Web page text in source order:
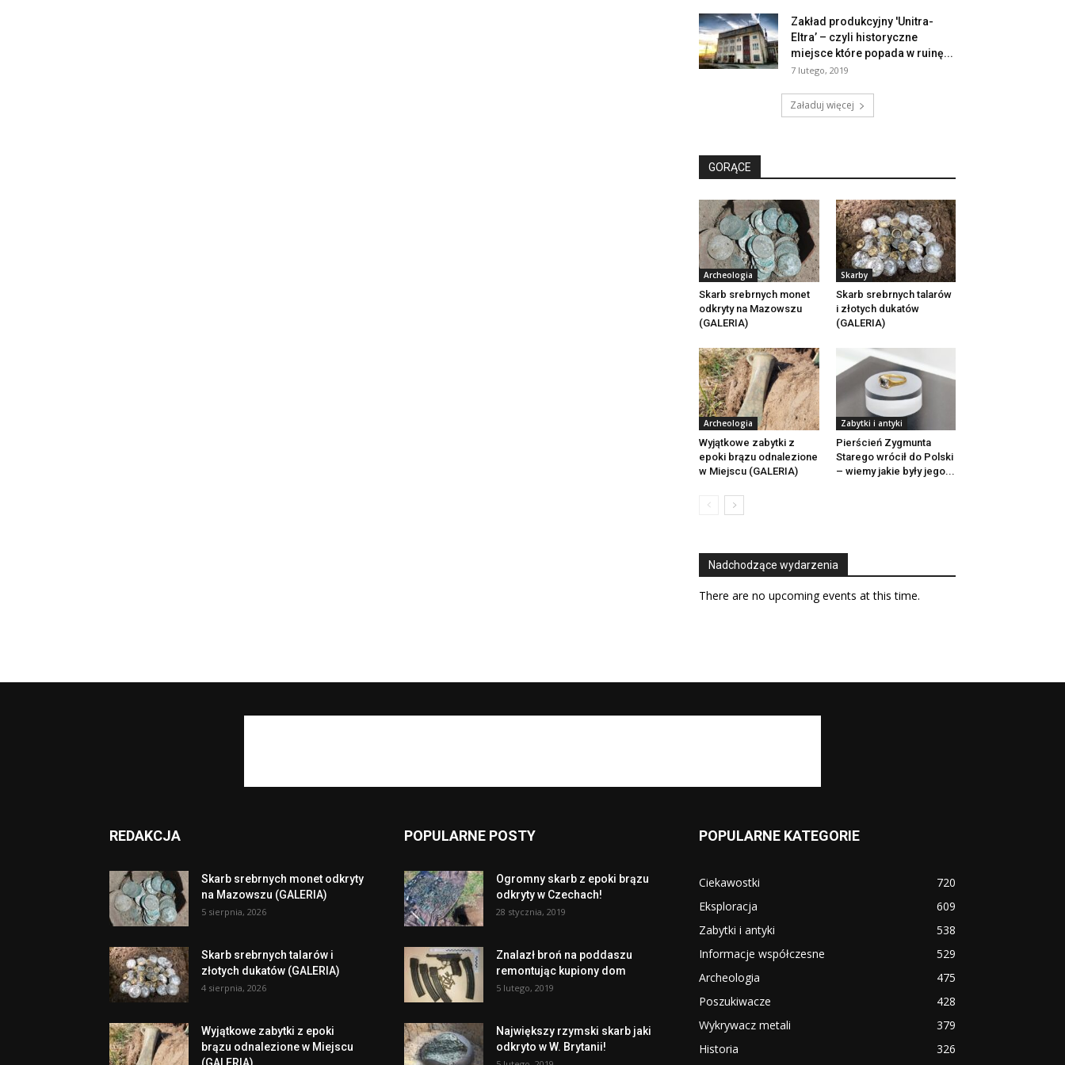
Zakład produkcyjny 'Unitra-
Eltra’ – czyli historyczne
miejsce które popada w ruinę...
7 lutego, 2019
Załaduj więcej
GORĄCE
Archeologia
Skarb srebrnych monet
odkryty na Mazowszu
(GALERIA)
Skarby
Skarb srebrnych talarów
i złotych dukatów
(GALERIA)
Archeologia
Wyjątkowe zabytki z
epoki brązu odnalezione
w Miejscu (GALERIA)
Zabytki i antyki
Pierścień Zygmunta
Starego wrócił do Polski
– wiemy jakie były jego...
Nadchodzące wydarzenia
There are no upcoming events at this time.
REDAKCJA
Skarb srebrnych monet odkryty
na Mazowszu (GALERIA)
5 sierpnia, 2026
Skarb srebrnych talarów i
złotych dukatów (GALERIA)
4 sierpnia, 2026
Wyjątkowe zabytki z epoki
brązu odnalezione w Miejscu
POPULARNE POSTY
Ogromny skarb z epoki brązu
odkryty w Czechach!
28 stycznia, 2019
Znalazł broń na poddaszu
remontując kupiony dom
5 lutego, 2019
Największy rzymski skarb jaki
odkryto w W. Brytanii!
POPULARNE KATEGORIE
Ciekawostki
720
Eksploracja
609
Zabytki i antyki
538
Informacje współczesne
529
Archeologia
475
Poszukiwacze
428
Wykrywacz metali
379
Historia
326